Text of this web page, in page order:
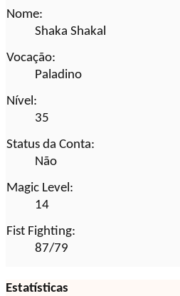
Nome:
Shaka Shakal
Vocação:
Paladino
Nível:
35
Status da Conta:
Não
Magic Level:
14
Fist Fighting:
87/79
Estatísticas